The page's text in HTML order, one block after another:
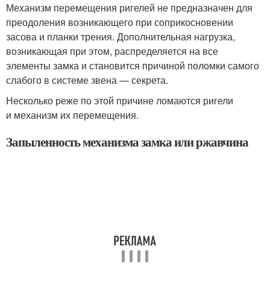
Механизм перемещения ригелей не предназначен для
преодоления возникающего при соприкосновении
засова и планки трения. Дополнительная нагрузка,
возникающая при этом, распределяется на все
элементы замка и становится причиной поломки самого
слабого в системе звена — секрета.
Несколько реже по этой причине ломаются ригели
и механизм их перемещения.
Запыленность механизма замка или ржавчина